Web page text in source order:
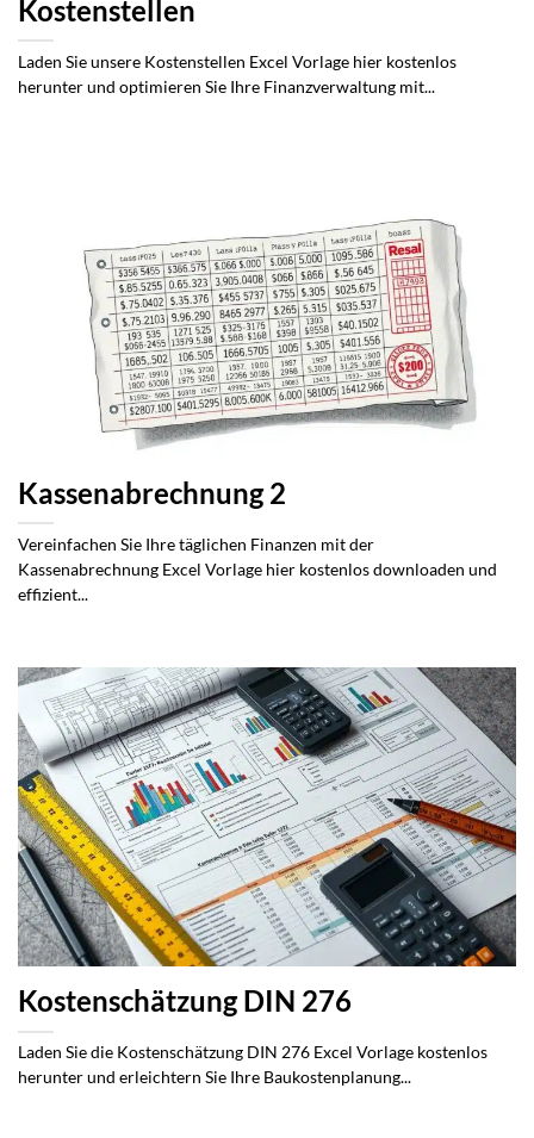
Kostenstellen
Laden Sie unsere Kostenstellen Excel Vorlage hier kostenlos
herunter und optimieren Sie Ihre Finanzverwaltung mit...
Kassenabrechnung 2
Vereinfachen Sie Ihre täglichen Finanzen mit der
Kassenabrechnung Excel Vorlage hier kostenlos downloaden und
effizient...
Kostenschätzung DIN 276
Laden Sie die Kostenschätzung DIN 276 Excel Vorlage kostenlos
herunter und erleichtern Sie Ihre Baukostenplanung...